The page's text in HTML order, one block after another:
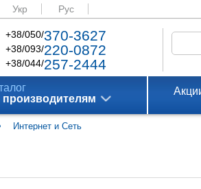
Укр Рус
+38/050/370-3627
+38/093/220-0872
+38/044/257-2444
производителям
Интернет и Сеть